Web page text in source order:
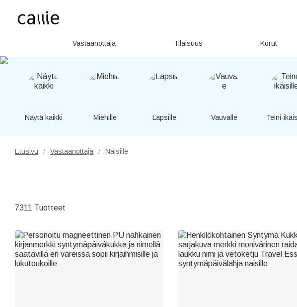
Vastaanottaja Tilaisuus Korut
Näytä kaikki Miehille Lapsille Vauvalle Teini-
Etusivu / Vastaanottaja / Naisille
7311 Tuotteet